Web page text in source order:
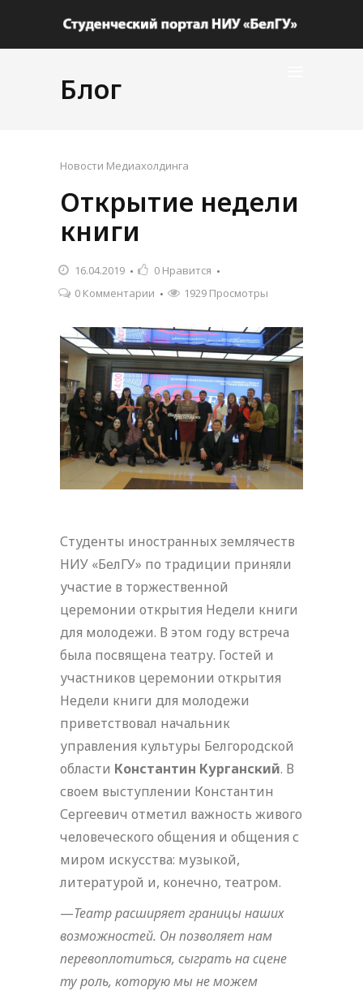
Блог
Новости Медиахолдинга
Открытие недели
книги
16.04.2019 0 Нравится
0 Комментарии
1929 Просмотры
Студенты иностранных землячеств
НИУ «БелГУ» по традиции приняли
участие в торжественной
церемонии открытия Недели книги
для молодежи. В этом году встреча
была посвящена театру. Гостей и
участников церемонии открытия
Недели книги для молодежи
приветствовал начальник
управления культуры Белгородской
области Константин Курганский. В
своем выступлении Константин
Сергеевич отметил важность живого
человеческого общения и общения с
миром искусства: музыкой,
литературой и, конечно, театром.
—Театр расширяет границы наших
возможностей. Он позволяет нам
перевоплотиться, сыграть на сцене
ту роль, которую мы не можем